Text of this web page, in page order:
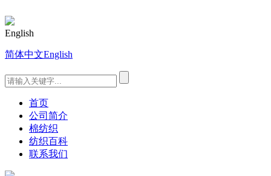
English
简体中文English
首页
公司简介
棉纺织
纺织百科
联系我们